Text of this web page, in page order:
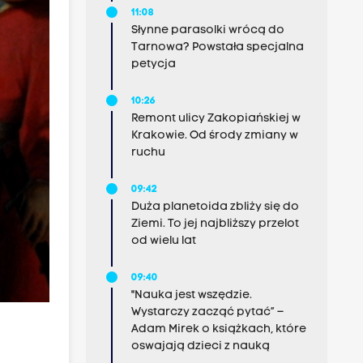
11:08
Słynne parasolki wrócą do
Tarnowa? Powstała specjalna
petycja
10:26
Remont ulicy Zakopiańskiej w
Krakowie. Od środy zmiany w
ruchu
09:42
Duża planetoida zbliży się do
Ziemi. To jej najbliższy przelot
od wielu lat
09:40
"Nauka jest wszędzie.
Wystarczy zacząć pytać” –
Adam Mirek o książkach, które
oswajają dzieci z nauką